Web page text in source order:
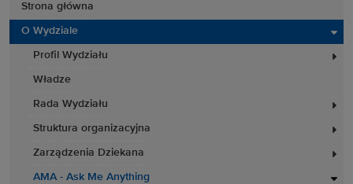
Strona główna
O Wydziale
Profil Wydziału
Władze
Rada Wydziału
Struktura organizacyjna
Zarządzenia Dziekana
AMA - Ask Me Anything